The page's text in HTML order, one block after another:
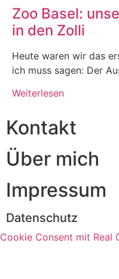
Zoo Basel:
in den Zolli
Heute waren wir das
ich muss sagen: Der
Weiterlesen
Kontakt
Über mich
Impressum
Datenschutz
Cookie Consent mit Real